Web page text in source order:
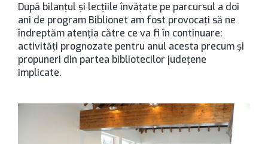
După bilanţul şi lecţiile învăţate pe parcursul a doi
ani de program Biblionet am fost provocaţi să ne
îndreptăm atenţia către ce va fi în continuare:
activităţi prognozate pentru anul acesta precum şi
propuneri din partea bibliotecilor judeţene
implicate.